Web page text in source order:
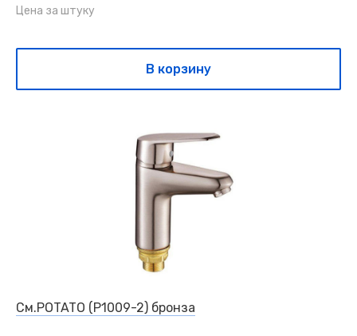
Цена за штуку
В корзину
См.POTATO (P1009-2) бронза